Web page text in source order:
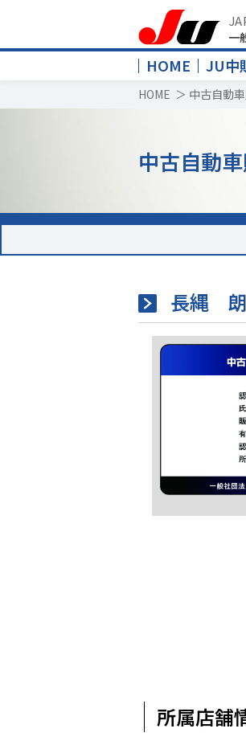
一
HOME JU中
HOME ＞ 中古自動
中古自動
長縄 朗
所属店舗